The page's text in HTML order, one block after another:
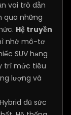
vai trò dẫn
qua những
Hệ truyền
nhờ mô-tơ
SUV hạng
trì mức tiêu
lượng và
đủ sức